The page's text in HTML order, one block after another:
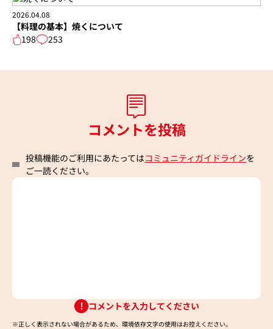
2026.04.08
【料理の基本】焼くについて
198
253
コメントを投稿
投稿機能のご利用にあたってはコミュニティガイドラインを
ご一読ください。
コメントを入力してください
※正しく表示されない場合があるため、環境依存文字の使用はお控えください。​